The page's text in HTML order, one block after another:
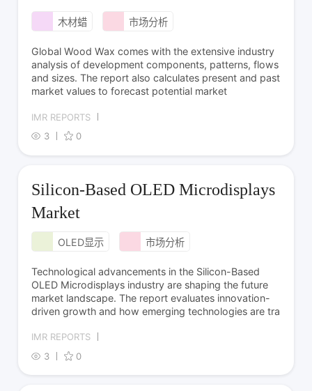
木材蜡 市场分析
Global Wood Wax comes with the extensive industry
analysis of development components, patterns, flows
and sizes. The report also calculates present and past
market values to forecast potential market
IMR REPORTS
3
0
Silicon-Based OLED Microdisplays
Market
OLED显示 市场分析
Technological advancements in the Silicon-Based
OLED Microdisplays industry are shaping the future
market landscape. The report evaluates innovation-
driven growth and how emerging technologies are tra
IMR REPORTS
3
0